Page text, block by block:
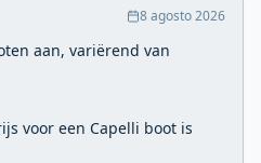
8 agosto 2026
aan, variërend van
voor een Capelli boot is